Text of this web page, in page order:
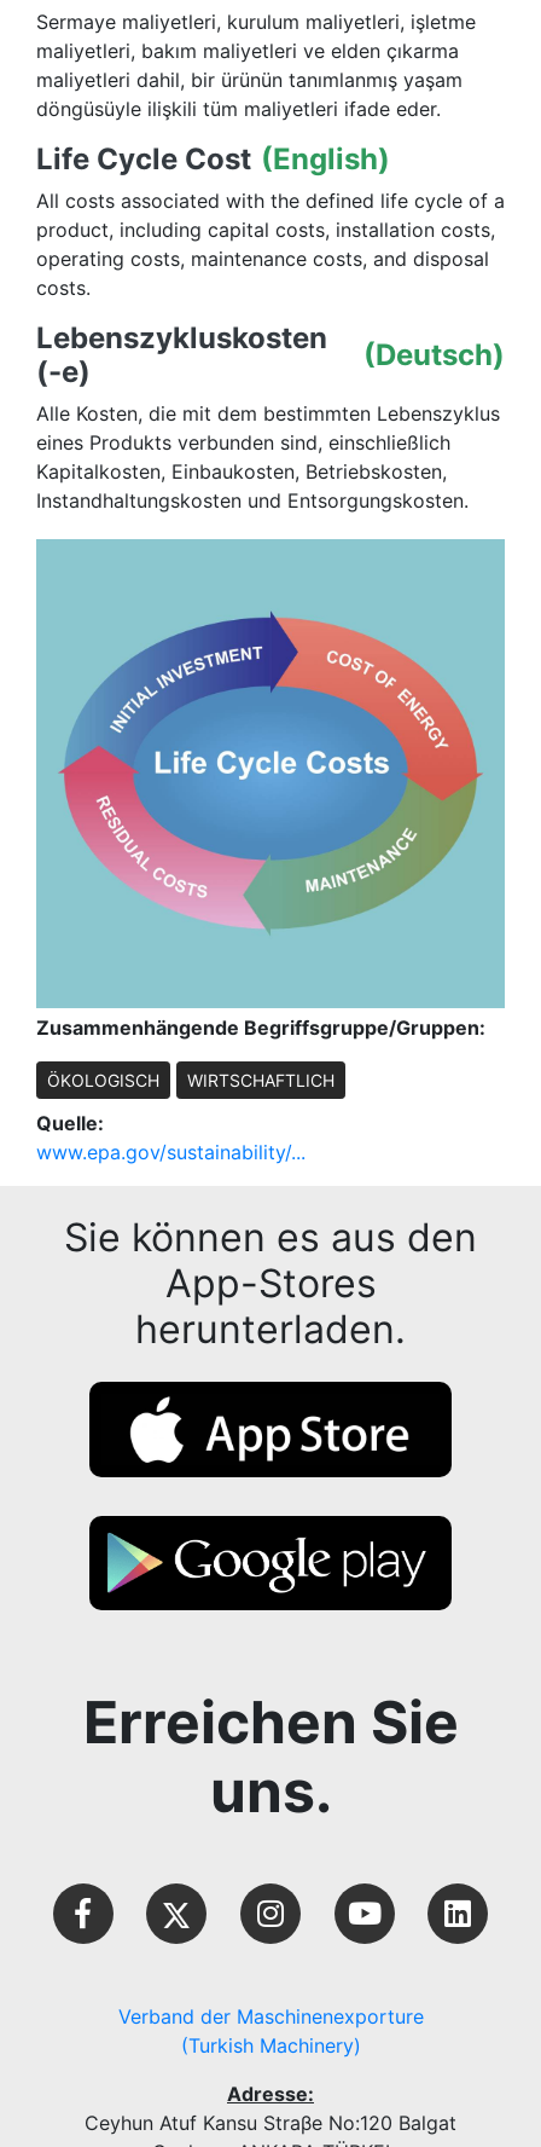
Sermaye maliyetleri, kurulum maliyetleri, işletme
maliyetleri, bakım maliyetleri ve elden çıkarma
maliyetleri dahil, bir ürünün tanımlanmış yaşam
döngüsüyle ilişkili tüm maliyetleri ifade eder.
Life Cycle Cost (English)
All costs associated with the defined life cycle of a
product, including capital costs, installation costs,
operating costs, maintenance costs, and disposal
costs.
Lebenszykluskosten
(-e)
(Deutsch)
Alle Kosten, die mit dem bestimmten Lebenszyklus
eines Produkts verbunden sind, einschließlich
Kapitalkosten, Einbaukosten, Betriebskosten,
Instandhaltungskosten und Entsorgungskosten.
Zusammenhängende Begriffsgruppe/Gruppen:
ÖKOLOGISCH WIRTSCHAFTLICH
Quelle:
www.epa.gov/sustainability/...
Sie können es aus den
App-Stores
herunterladen.
Erreichen Sie
uns.
Verband der Maschinenexporture
(Turkish Machinery)
Adresse:
Ceyhun Atuf Kansu Straβe No:120 Balgat